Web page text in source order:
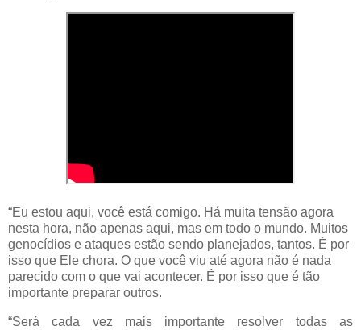
“Eu estou aqui, você está comigo. Há muita tensão agora
nesta hora, não apenas aqui, mas em todo o mundo. Muitos
genocídios e ataques estão sendo planejados, tantos. É por
isso que Ele chora. O que você viu até agora não é nada
parecido com o que vai acontecer. É por isso que é tão
importante preparar outros.
“Será cada vez mais importante resolver todas as